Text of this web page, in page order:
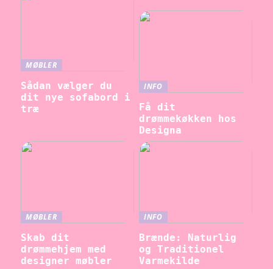
MØBLER
Sådan vælger du
dit nye sofabord i
træ
INFO
Få dit
drømmekøkken hos
Designa
MØBLER
Skab dit
drømmehjem med
designer møbler
INFO
Brænde: Naturlig
og Traditionel
Varmekilde